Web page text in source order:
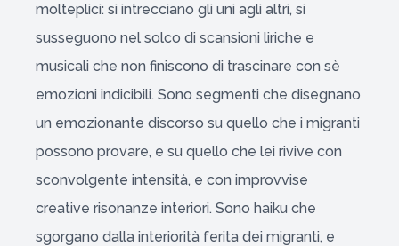
molteplici: si intrecciano gli uni agli altri, si
susseguono nel solco di scansioni liriche e
musicali che non finiscono di trascinare con sè
emozioni indicibili. Sono segmenti che disegnano
un emozionante discorso su quello che i migranti
possono provare, e su quello che lei rivive con
sconvolgente intensità, e con improvvise
creative risonanze interiori. Sono haiku che
sgorgano dalla interiorità ferita dei migranti, e